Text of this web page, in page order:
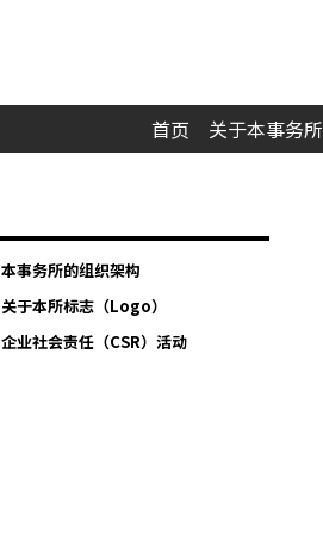
首页 关于本事务所
本事务所的组织架构
关于本所标志（Logo）
企业社会责任（CSR）活动